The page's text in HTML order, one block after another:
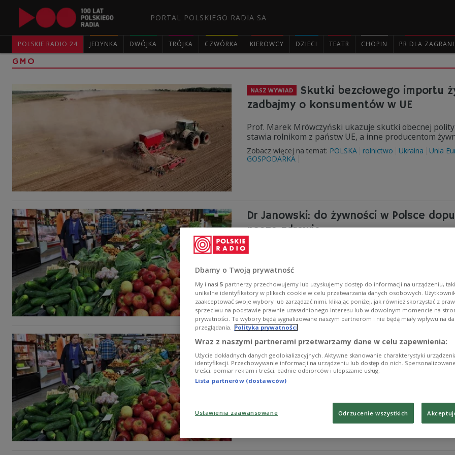
PORTAL POLSKIEGO RADIA SA
POLSKIE RADIO 24 JEDYNKA DWÓJKA TRÓJKA CZWÓRKA KIEROWCY DZIECI TEATR CHOPIN PR DLA
GMO
NASZ WYWIAD
Skutki bezcłowego importu
zadbajmy o konsumentów w UE
Prof. Marek Mrówczyński ukazuje skutki obecnej
stawia rolnikom z państw UE, a inne producentom
Zobacz więcej na temat: POLSKA rolnictwo Ukraina Unia
GOSPODARKA
Dr Janowski: do żywności w Polsce
nasze zdrowie
- Coraz bardziej upowszechniają się - w Polsce i na
flądry w pomidorach albo gen jedwabnika w jabłku.
Europejskiej, jakość żywności był bardzo wysoka. Nie
konserwantów - powiedział w Polskim Radiu 24 dr
Zobacz więcej na temat:POLSKA rolnictwo żywność Unia
Hurtownicy z branży przetwórstwa
złotych dotacji z ARiMR
Agencja Restrukturyzacji i Modernizacji Rolnictwa
przetwórstwa produktów rolnych lub zajmujących się
o dotację do 10 milionów złotych. Wsparciem objęte
zbóż, ziemniaków, jaj i miodu. Wnioski będą
handel
Dbamy o Twoją prywatność
My i nasi 5 partnerzy przechowujemy lub uzyskujemy dostęp do informacji na urządzeniu,
unikalne identyfikatory w plikach cookie w celu przetwarzania danych osobowych.
zaakceptować swoje wybory lub zarządzać nimi, klikając poniżej, jak również skorzystać z
sprzeciwu na podstawie prawnie uzasadnionego interesu lub w dowolnym momencie na
prywatności. Te wybory będą sygnalizowane naszym partnerom i nie będą miały wpływu na
przeglądania. Polityka prywatności
Wraz z naszymi partnerami przetwarzamy dane w celu zapewnienia:
Użycie dokładnych danych geolokalizacyjnych. Aktywne skanowanie charakterystyki
identyfikacji. Przechowywanie informacji na urządzeniu lub dostęp do nich.
treści, pomiar reklam i treści, badnie odbiorców i ulepszanie usług.
Lista partnerów (dostawców)
Ustawienia zaawansowane Odrzucenie wszystkich